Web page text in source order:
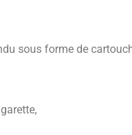
sous forme de